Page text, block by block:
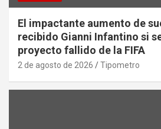
El impactante aumento de
recibido Gianni Infantino si
proyecto fallido de la FIFA
2 de agosto de 2026 Tipometro